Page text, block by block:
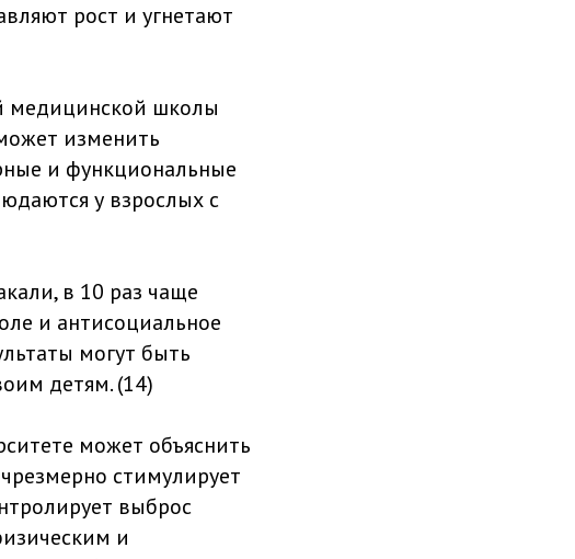
рост и угнетают
медицинской школы
изменить
и функциональные
у взрослых с
в 10 раз чаще
и антисоциальное
могут быть
детям. (14)
может объяснить
стимулирует
выброс
и